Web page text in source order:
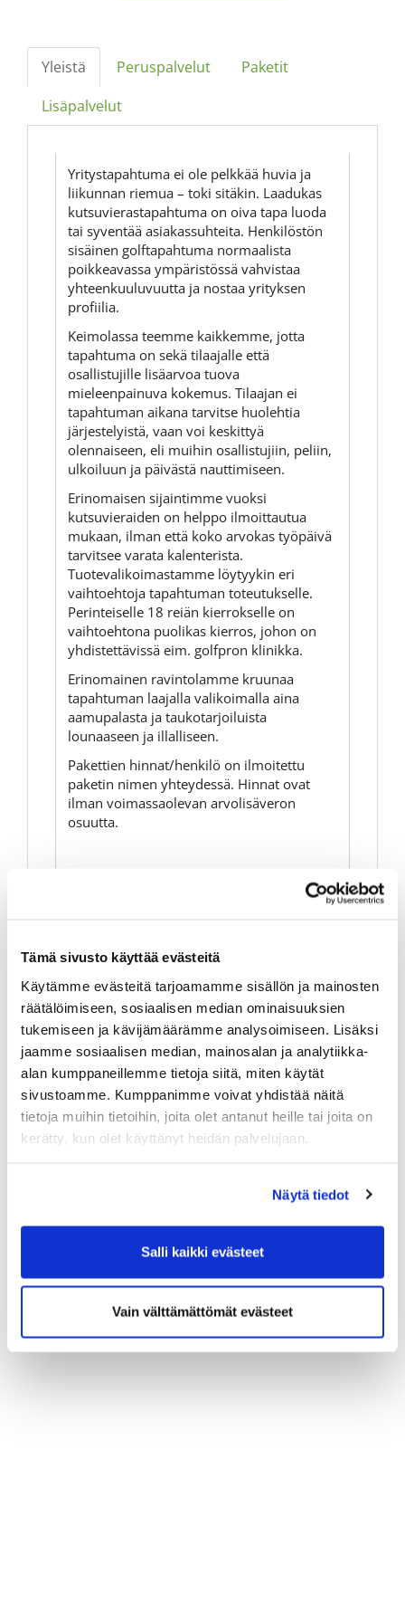
Tämä sivusto käyttää evästeitä
Käytämme evästeitä tarjoamamme sisällön ja mainosten
räätälöimiseen, sosiaalisen median ominaisuuksien
tukemiseen ja kävijämäärämme analysoimiseen. Lisäksi
jaamme sosiaalisen median, mainosalan ja analytiikka-
alan kumppaneillemme tietoja siitä, miten käytät
sivustoamme. Kumppanimme voivat yhdistää näitä
tietoja muihin tietoihin, joita olet antanut heille tai joita on
kerätty, kun olet käyttänyt heidän palvelujaan.
Näytä tiedot
Salli kaikki evästeet
Vain välttämättömät evästeet
Yleistä Peruspalvelut
Paketit
Lisäpalvelut
Yritystapahtuma ei ole pelkkää huvia ja
liikunnan riemua – toki sitäkin. Laadukas
kutsuvierastapahtuma on oiva tapa luoda
tai syventää asiakassuhteita. Henkilöstön
sisäinen golftapahtuma normaalista
poikkeavassa ympäristössä vahvistaa
yhteenkuuluvuutta ja nostaa yrityksen
profiilia.
Keimolassa teemme kaikkemme, jotta
tapahtuma on sekä tilaajalle että
osallistujille lisäarvoa tuova
mieleenpainuva kokemus. Tilaajan ei
tapahtuman aikana tarvitse huolehtia
järjestelyistä, vaan voi keskittyä
olennaiseen, eli muihin osallistujiin, peliin,
ulkoiluun ja päivästä nauttimiseen.
Erinomaisen sijaintimme vuoksi
kutsuvieraiden on helppo ilmoittautua
mukaan, ilman että koko arvokas työpäivä
tarvitsee varata kalenterista.
Tuotevalikoimastamme löytyykin eri
vaihtoehtoja tapahtuman toteutukselle.
Perinteiselle 18 reiän kierrokselle on
vaihtoehtona puolikas kierros, johon on
yhdistettävissä eim. golfpron klinikka.
Erinomainen ravintolamme kruunaa
tapahtuman laajalla valikoimalla aina
aamupalasta ja taukotarjoiluista
lounaaseen ja illalliseen.
Pakettien hinnat/henkilö on ilmoitettu
paketin nimen yhteydessä. Hinnat ovat
ilman voimassaolevan arvolisäveron
osuutta.